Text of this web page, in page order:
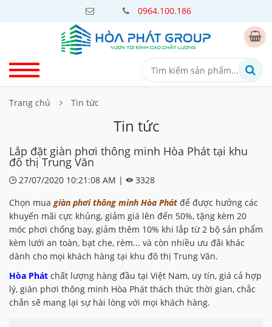
0964.100.186
Trang chủ Tin tức
Tin tức
Lắp đặt giàn phơi thông minh Hòa Phát tại khu
đô thị Trung Văn
27/07/2020 10:21:08 AM |
3328
Chọn mua giàn phơi thông minh Hòa Phát để được hưởng các
khuyến mãi cực khủng, giảm giá lên đến 50%, tặng kèm 20
móc phơi chống bay, giảm thêm 10% khi lắp từ 2 bộ sản phẩm
kèm lưới an toàn, bạt che, rèm... và còn nhiều ưu đãi khác
dành cho mọi khách hàng tại khu đô thị Trung Văn.
Hòa Phát chất lượng hàng đầu tại Việt Nam, uy tín, giá cả hợp
lý, giàn phơi thông minh Hòa Phát thách thức thời gian, chắc
chắn sẽ mang lại sự hài lòng với mọi khách hàng.